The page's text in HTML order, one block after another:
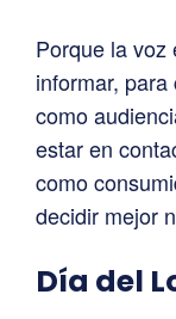
Porque la voz
informar,
como
estar en
como
decidir mejor
Día del